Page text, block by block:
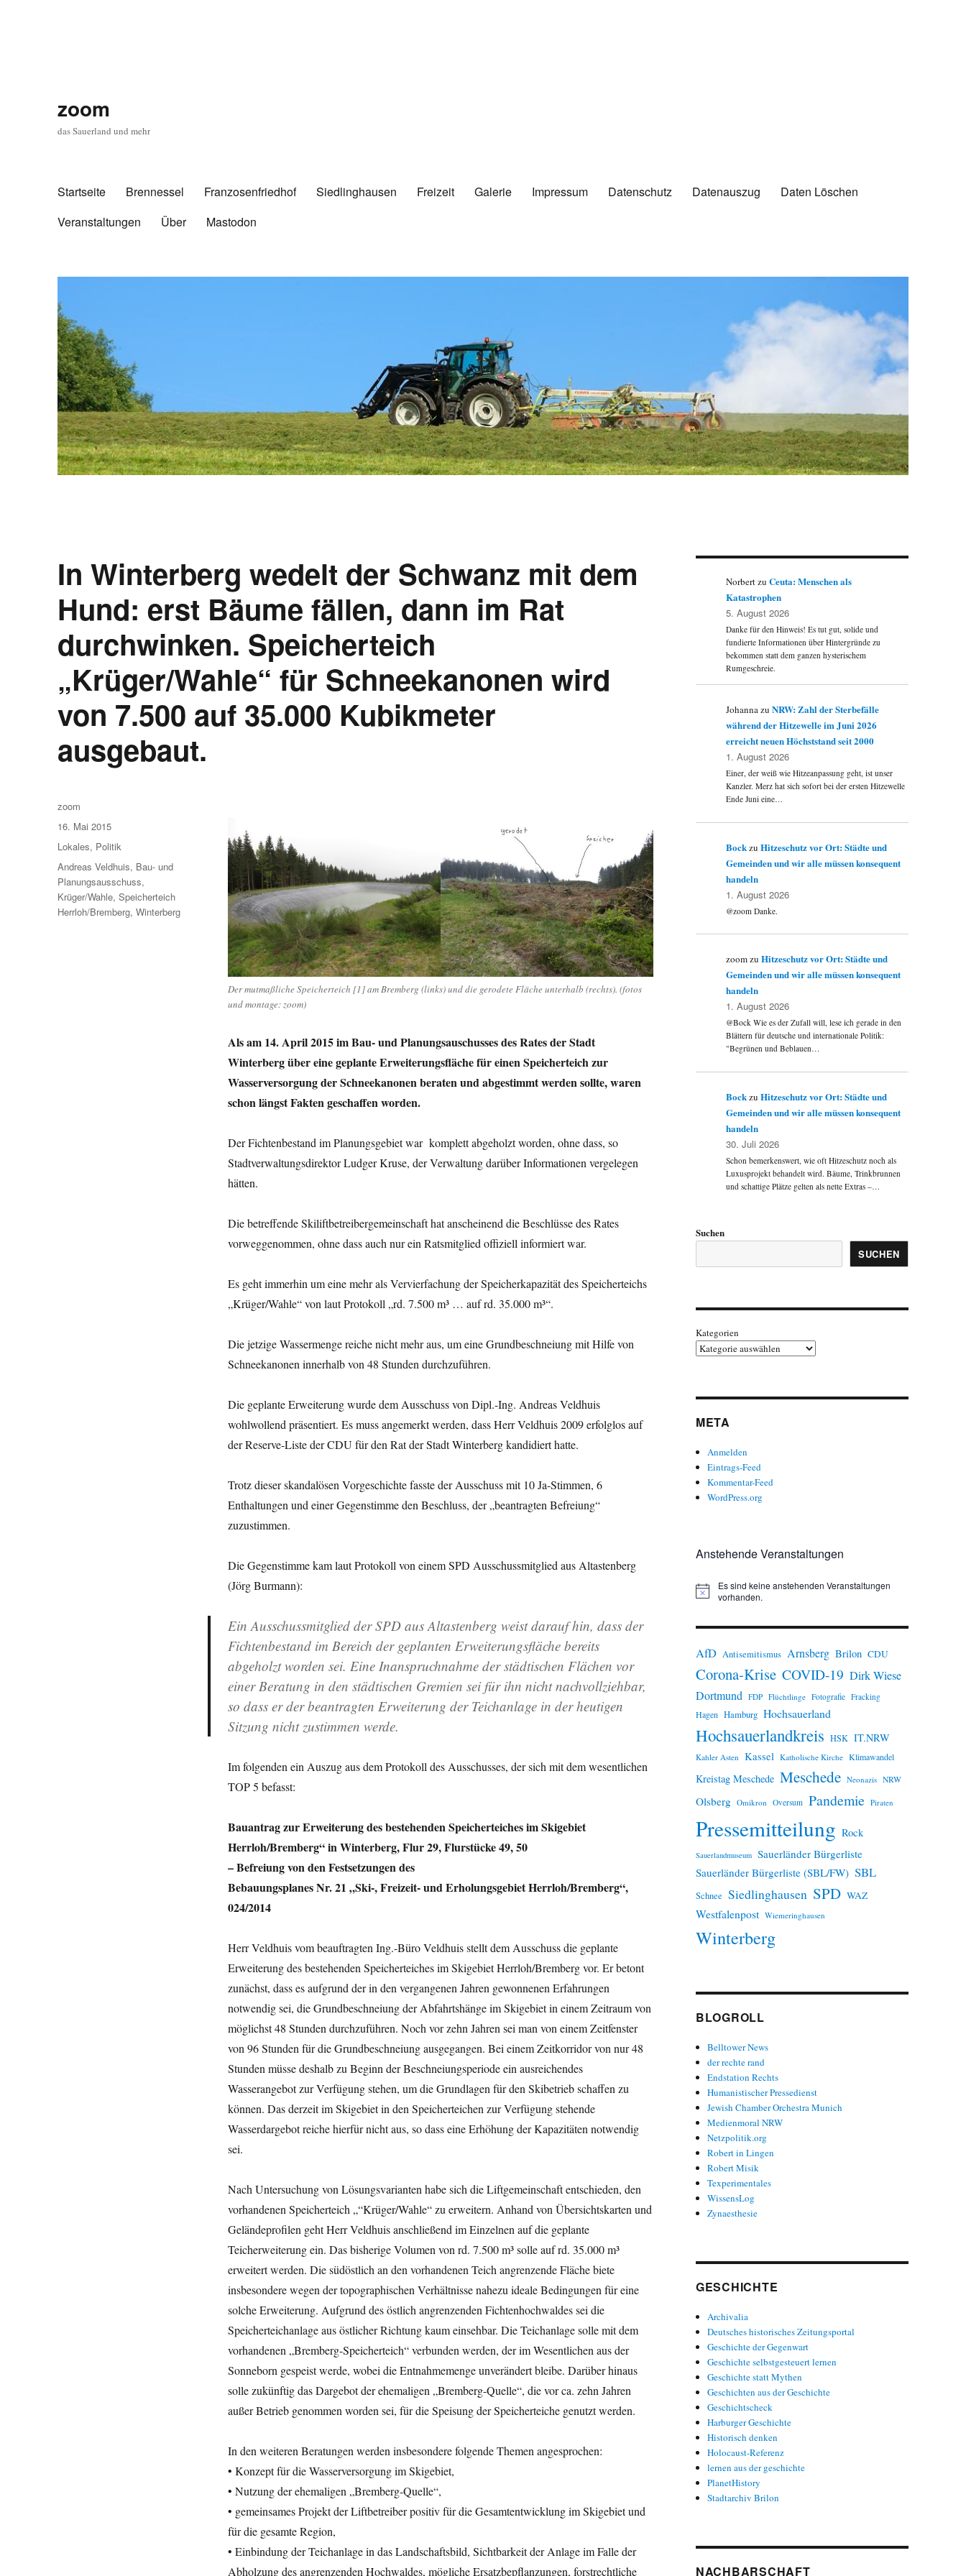
zoom
das Sauerland und mehr
Startseite Brennessel Franzosenfriedhof Siedlinghausen Freizeit Galerie Impressum Datenschutz Datenauszug
Daten Löschen
Veranstaltungen
Über Mastodon
In Winterberg wedelt der Schwanz mit dem
Hund: erst Bäume fällen, dann im Rat
durchwinken. Speicherteich
„Krüger/Wahle“ für Schneekanonen wird
von 7.500 auf 35.000 Kubikmeter
ausgebaut.
Der mutmaßliche Speicherteich [1] am Bremberg (links) und die gerodete Fläche unterhalb (rechts). (fotos
und montage: zoom)
Als am 14. April 2015 im Bau- und Planungsauschusses des Rates der Stadt
Winterberg über eine geplante Erweiterungsfläche für einen Speicherteich zur
Wasserversorgung der Schneekanonen beraten und abgestimmt werden sollte, waren
schon längst Fakten geschaffen worden.
Der Fichtenbestand im Planungsgebiet war komplett abgeholzt worden, ohne dass, so
Stadtverwaltungsdirektor Ludger Kruse, der Verwaltung darüber Informationen vergelegen
hätten.
Die betreffende Skiliftbetreibergemeinschaft hat anscheinend die Beschlüsse des Rates
vorweggenommen, ohne dass auch nur ein Ratsmitglied offiziell informiert war.
Es geht immerhin um eine mehr als Vervierfachung der Speicherkapazität des Speicherteichs
„Krüger/Wahle“ von laut Protokoll „rd. 7.500 m³ … auf rd. 35.000 m³“.
Die jetzige Wassermenge reiche nicht mehr aus, um eine Grundbeschneiung mit Hilfe von
Schneekanonen innerhalb von 48 Stunden durchzuführen.
Die geplante Erweiterung wurde dem Ausschuss von Dipl.-Ing. Andreas Veldhuis
wohlwollend präsentiert. Es muss angemerkt werden, dass Herr Veldhuis 2009 erfolglos auf
der Reserve-Liste der CDU für den Rat der Stadt Winterberg kandidiert hatte.
Trotz dieser skandalösen Vorgeschichte fasste der Ausschuss mit 10 Ja-Stimmen, 6
Enthaltungen und einer Gegenstimme den Beschluss, der „beantragten Befreiung“
zuzustimmen.
Die Gegenstimme kam laut Protokoll von einem SPD Ausschussmitglied aus Altastenberg
(Jörg Burmann):
Ein Ausschussmitglied der SPD aus Altastenberg weist darauf hin, dass der
Fichtenbestand im Bereich der geplanten Erweiterungsfläche bereits
abgeholzt worden sei. Eine Inanspruchnahme der städtischen Flächen vor
einer Beratung in den städtischen Gremien sei für ihn nicht nachvollziehbar,
so dass er der beantragten Erweiterung der Teichanlage in der heutigen
Sitzung nicht zustimmen werde.
Im folgenden ein Auszug aus dem Protokoll des Ausschusses, der sich mit dem wesentlichen
TOP 5 befasst:
Bauantrag zur Erweiterung des bestehenden Speicherteiches im Skigebiet
Herrloh/Bremberg“ in Winterberg, Flur 29, Flurstücke 49, 50
– Befreiung von den Festsetzungen des
Bebauungsplanes Nr. 21 „Ski-, Freizeit- und Erholungsgebiet Herrloh/Bremberg“,
024/2014
Herr Veldhuis vom beauftragten Ing.-Büro Veldhuis stellt dem Ausschuss die geplante
Erweiterung des bestehenden Speicherteiches im Skigebiet Herrloh/Bremberg vor. Er betont
zunächst, dass es aufgrund der in den vergangenen Jahren gewonnenen Erfahrungen
notwendig sei, die Grundbeschneiung der Abfahrtshänge im Skigebiet in einem Zeitraum von
möglichst 48 Stunden durchzuführen. Noch vor zehn Jahren sei man von einem Zeitfenster
von 96 Stunden für die Grundbeschneiung ausgegangen. Bei einem Zeitkorridor von nur 48
Stunden müsse deshalb zu Beginn der Beschneiungsperiode ein ausreichendes
Wasserangebot zur Verfügung stehen, um die Grundlagen für den Skibetrieb schaffen zu
können. Das derzeit im Skigebiet in den Speicherteichen zur Verfügung stehende
Wasserdargebot reiche hierfür nicht aus, so dass eine Erhöhung der Kapazitäten notwendig
sei.
Nach Untersuchung von Lösungsvarianten habe sich die Liftgemeinschaft entschieden, den
vorhandenen Speicherteich „“Krüger/Wahle“ zu erweitern. Anhand von Übersichtskarten und
Geländeprofilen geht Herr Veldhuis anschließend im Einzelnen auf die geplante
Teicherweiterung ein. Das bisherige Volumen von rd. 7.500 m³ solle auf rd. 35.000 m³
erweitert werden. Die südöstlich an den vorhandenen Teich angrenzende Fläche biete
insbesondere wegen der topographischen Verhältnisse nahezu ideale Bedingungen für eine
solche Erweiterung. Aufgrund des östlich angrenzenden Fichtenhochwaldes sei die
Speicherteichanlage aus östlicher Richtung kaum einsehbar. Die Teichanlage solle mit dem
vorhandenen „Bremberg-Speicherteich“ verbunden werden, der im Wesentlichen aus der
Sonneborn gespeist werde, wobei die Entnahmemenge unverändert bleibe. Darüber hinaus
solle zukünftig das Dargebot der ehemaligen „Bremberg-Quelle“, die vor ca. zehn Jahren
außer Betrieb genommen worden sei, für die Speisung der Speicherteiche genutzt werden.
In den weiteren Beratungen werden insbesondere folgende Themen angesprochen:
• Konzept für die Wasserversorgung im Skigebiet,
• Nutzung der ehemaligen „Bremberg-Quelle“,
• gemeinsames Projekt der Liftbetreiber positiv für die Gesamtentwicklung im Skigebiet und
für die gesamte Region,
• Einbindung der Teichanlage in das Landschaftsbild, Sichtbarkeit der Anlage im Falle der
Abholzung des angrenzenden Hochwaldes, mögliche Ersatzbepflanzungen, forstrechtliche
Autor
zoom
Veröffentlicht
am
16. Mai 2015
Kategorien
Lokales, Politik
Schlagwörter
Andreas Veldhuis, Bau- und
Planungsausschuss,
Krüger/Wahle,Speicherteich
Herrloh/Bremberg,Winterberg
NorbertzuCeuta: Menschen als
Katastrophen
5. August 2026
Danke für den Hinweis! Es tut gut, solide und
fundierte Informationen über Hintergründe zu
bekommen statt dem ganzen hysterischem
Rumgeschreie.
JohannazuNRW: Zahl der Sterbefälle
während der Hitzewelle im Juni 2026
erreicht neuen Höchststand seit 2000
1. August 2026
Einer, der weiß wie Hitzeanpassung geht, ist unser
Kanzler. Merz hat sich sofort bei der ersten Hitzewelle
Ende Juni eine…
BockzuHitzeschutz vor Ort: Städte und
Gemeinden und wir alle müssen konsequent
handeln
1. August 2026
@zoom Danke.
zoomzuHitzeschutz vor Ort: Städte und
Gemeinden und wir alle müssen konsequent
handeln
1. August 2026
@Bock Wie es der Zufall will, lese ich gerade in den
Blättern für deutsche und internationale Politik:
"Begrünen und Beblauen…
BockzuHitzeschutz vor Ort: Städte und
Gemeinden und wir alle müssen konsequent
handeln
30. Juli 2026
Schon bemerkenswert, wie oft Hitzeschutz noch als
Luxusprojekt behandelt wird. Bäume, Trinkbrunnen
und schattige Plätze gelten als nette Extras –…
Suchen
SUCHEN
Kategorien
META
Anmelden
Eintrags-Feed
Kommentar-Feed
WordPress.org
Anstehende Veranstaltungen
H
w
Es sind keine anstehenden Veranstaltungen
vorhanden.
AfD Antisemitismus Arnsberg Brilon CDU
Corona-Krise COVID-19 Dirk Wiese
Dortmund FDP Flüchtlinge Fotografie Fracking
Hagen Hamburg Hochsauerland
Hochsauerlandkreis HSK IT.NRW
Kahler Asten Kassel Katholische Kirche Klimawandel
Kreistag Meschede Meschede Neonazis NRW
Olsberg Omikron Oversum Pandemie Piraten
Pressemitteilung Rock
Sauerlandmuseum Sauerländer Bürgerliste
Sauerländer Bürgerliste (SBL/FW) SBL
Schnee Siedlinghausen SPD WAZ
Westfalenpost Wiemeringhausen
Winterberg
BLOGROLL
Belltower News
der rechte rand
Endstation Rechts
Humanistischer Pressedienst
Jewish Chamber Orchestra Munich
Medienmoral NRW
Netzpolitik.org
Robert in Lingen
Robert Misik
Texperimentales
WissensLog
Zynaesthesie
GESCHICHTE
Archivalia
Deutsches historisches Zeitungsportal
Geschichte der Gegenwart
Geschichte selbstgesteuert lernen
Geschichte statt Mythen
Geschichten aus der Geschichte
Geschichtscheck
Harburger Geschichte
Historisch denken
Holocaust-Referenz
lernen aus der geschichte
PlanetHistory
Stadtarchiv Brilon
NACHBARSCHAFT